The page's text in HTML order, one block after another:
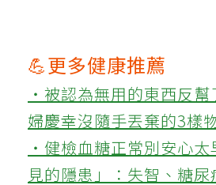
💪更多健康推薦
‧被認為無用的東西反幫
婦慶幸沒隨手丟棄的3樣
‧健檢血糖正常別安心太
見的隱患」：失智、糖尿